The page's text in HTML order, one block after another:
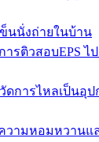
นนั่งถ่ายในบ้าน
ารติวสอบEPS ไ
วัดการไหลเป็น
วามหอมหวานแ